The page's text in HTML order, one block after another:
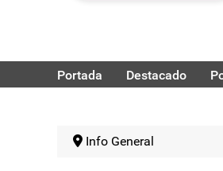
Portada Destacado
Info General